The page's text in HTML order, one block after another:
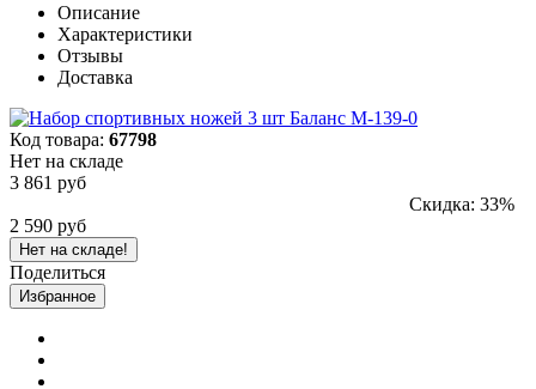
Описание
Характеристики
Отзывы
Доставка
Код товара: 67798
Нет на складе
3 861 руб
Скидка: 33%
2 590 руб
Нет на складе!
Поделиться
Избранное